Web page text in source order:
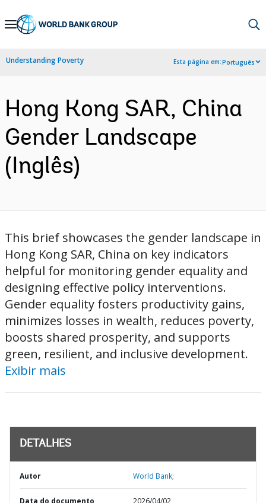
Skip
Navigation
Understanding Poverty Esta página em:Português
Hong Kong SAR, China
Gender Landscape
(Inglês)
This brief showcases the gender landscape in
Hong Kong SAR, China on key indicators
helpful for monitoring gender equality and
designing effective policy interventions.
Gender equality fosters productivity gains,
minimizes losses in wealth, reduces poverty,
boosts shared prosperity, and supports
green, resilient, and inclusive development.
Exibir mais
DETALHES
Autor World Bank;
Data do documento 2026/04/02